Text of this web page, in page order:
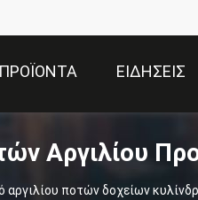
ΠΡΟΪΌΝΤΑ ΕΙΔΉΣΕΙΣ
Αργιλίου
αργιλίου ποτών δοχείων